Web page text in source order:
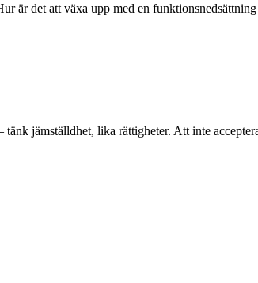
är det att växa upp med en
jämställdhet, lika rättigheter. Att inte